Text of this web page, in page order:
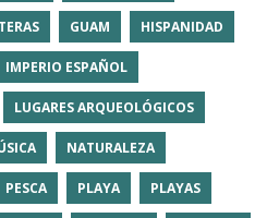
GUAM HISPANIDAD
IMPERIO ESPAÑOL
LUGARES ARQUEOLÓGICOS
NATURALEZA
PESCA PLAYA PLAYAS